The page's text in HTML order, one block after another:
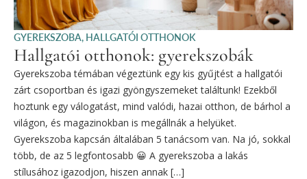
GYEREKSZOBA, HALLGATÓI OTTHONOK
Hallgatói otthonok: gyerekszobák
Gyerekszoba témában végeztünk egy kis gyűjtést a hallgatói
zárt csoportban és igazi gyöngyszemeket találtunk! Ezekből
hoztunk egy válogatást, mind valódi, hazai otthon, de bárhol a
világon, és magazinokban is megállnák a helyüket.
Gyerekszoba kapcsán általában 5 tanácsom van. Na jó, sokkal
több, de az 5 legfontosabb 😀 A gyerekszoba a lakás
stílusához igazodjon, hiszen annak […]